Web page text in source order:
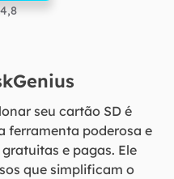
seu cartão SD é
ferramenta poderosa e
e pagas. Ele
que simplificam o